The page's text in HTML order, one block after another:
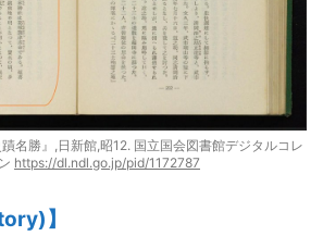
名勝』,日新館,昭12. 国立国会図書館デジタルコレ
https://dl.ndl.go.jp/pid/1172787
】